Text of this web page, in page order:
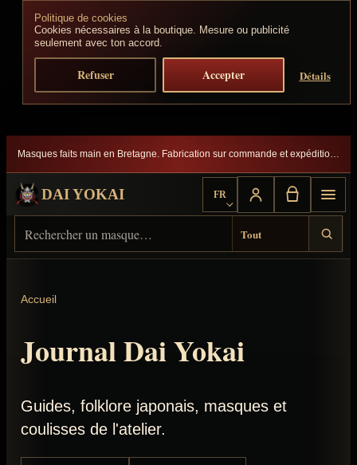
Politique de cookies
Cookies nécessaires à la boutique. Mesure ou publicité
seulement avec ton accord.
Refuser Accepter Détails
Aller au contenu
Masques faits main en Bretagne. Fabrication sur commande et expédition suivie.
DAI YOKAI FR
Choisir la langue
Accueil
Journal Dai Yokai
Guides, folklore japonais, masques et
coulisses de l'atelier.